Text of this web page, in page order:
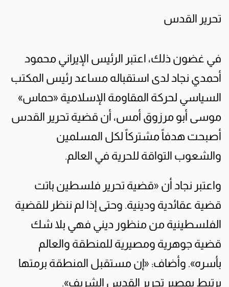
تحرير القدس
في غضون ذلك، اعتبر الرئيس الإيراني محمود
أحمدي نجاد لدى استقباله مساعد رئيس المكتب
السياسي لحركة المقاومة الإسلامية «حماس»
موسى أبو مرزوق أمس، أن قضية تحرير القدس
أصبحت هدفاً مشتركاً لكل المسلمين
والشعوب التواقة للحرية في العالم.
واعتبر نجاد أن «قضية تحرير فلسطين باتت
قضية عقائدية ودينية. وحتى إذا لم ننظر للقضية
الفلسطينية من منظور ديني فهي بلا شك
قضية جوهرية ومصيرية للمنطقة والعالم
بأسره». وأضاف: «إن مستقبل المنطقة برمتها
يرتبط بمصير تحرير القدس الشريف».